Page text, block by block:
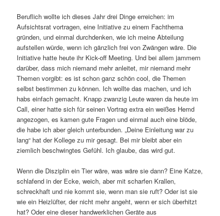
Beruflich wollte ich dieses Jahr drei Dinge erreichen: im
Aufsichtsrat vortragen, eine Initiative zu einem Fachthema
gründen, und einmal durchdenken, wie ich meine Abteilung
aufstellen würde, wenn ich gänzlich frei von Zwängen wäre. Die
Initiative hatte heute ihr Kick-off Meeting. Und bei allem jammern
darüber, dass mich niemand mehr anleitet, mir niemand mehr
Themen vorgibt: es ist schon ganz schön cool, die Themen
selbst bestimmen zu können. Ich wollte das machen, und ich
habs einfach gemacht. Knapp zwanzig Leute waren da heute im
Call, einer hatte sich für seinen Vortrag extra ein weißes Hemd
angezogen, es kamen gute Fragen und einmal auch eine blöde,
die habe ich aber gleich unterbunden. „Deine Einleitung war zu
lang“ hat der Kollege zu mir gesagt. Bei mir bleibt aber ein
ziemlich beschwingtes Gefühl. Ich glaube, das wird gut.
Wenn die Disziplin ein Tier wäre, was wäre sie dann? Eine Katze,
schlafend in der Ecke, weich, aber mit scharfen Krallen,
schreckhaft und nie kommt sie, wenn man sie ruft? Oder ist sie
wie ein Heizlüfter, der nicht mehr angeht, wenn er sich überhitzt
hat? Oder eine dieser handwerklichen Geräte aus